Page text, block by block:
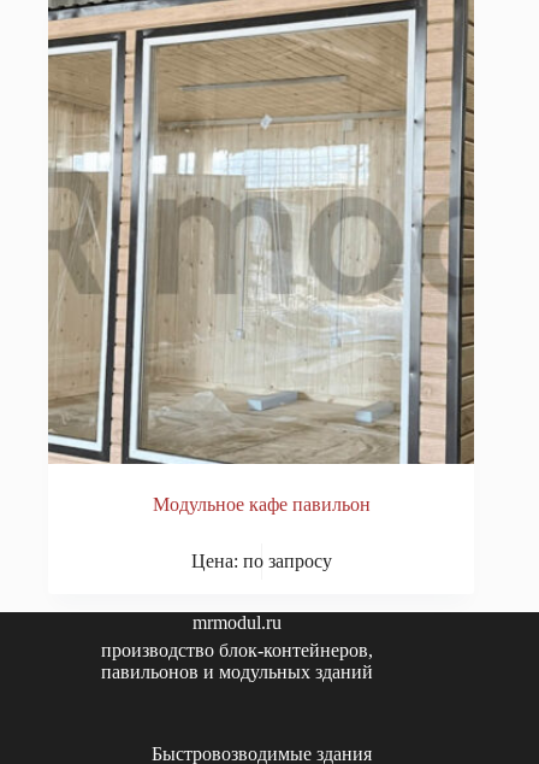
Модульное кафе павильон
Цена: по запросу
mrmodul.ru
производство блок-контейнеров,
павильонов и модульных зданий
Быстровозводимые здания